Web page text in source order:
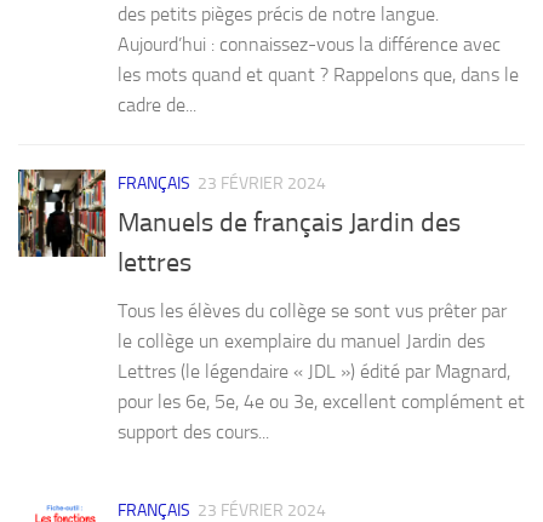
des petits pièges précis de notre langue.
Aujourd’hui : connaissez-vous la différence avec
les mots quand et quant ? Rappelons que, dans le
cadre de...
FRANÇAIS 23 FÉVRIER 2024
Manuels de français Jardin des
lettres
Tous les élèves du collège se sont vus prêter par
le collège un exemplaire du manuel Jardin des
Lettres (le légendaire « JDL ») édité par Magnard,
pour les 6e, 5e, 4e ou 3e, excellent complément et
support des cours...
FRANÇAIS 23 FÉVRIER 2024